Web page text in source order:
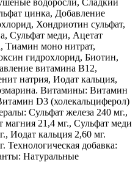
цинка, Добавление
Хондриотин сульфат,
Сульфат меди, Ацетат
Тиамин моно нитрат,
гидрохлорид, Биотин,
витамина B12,
натрия, Иодат кальция,
Витамины: Витамин
D3 (холекальциферол)
Сульфат железа 240 мг.,
магния 21,4 мг., Сульфат меди
Иодат кальция 2,60 мг.
добавка:
Натуральные